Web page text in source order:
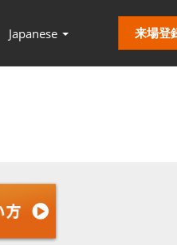
Japanese 来場登